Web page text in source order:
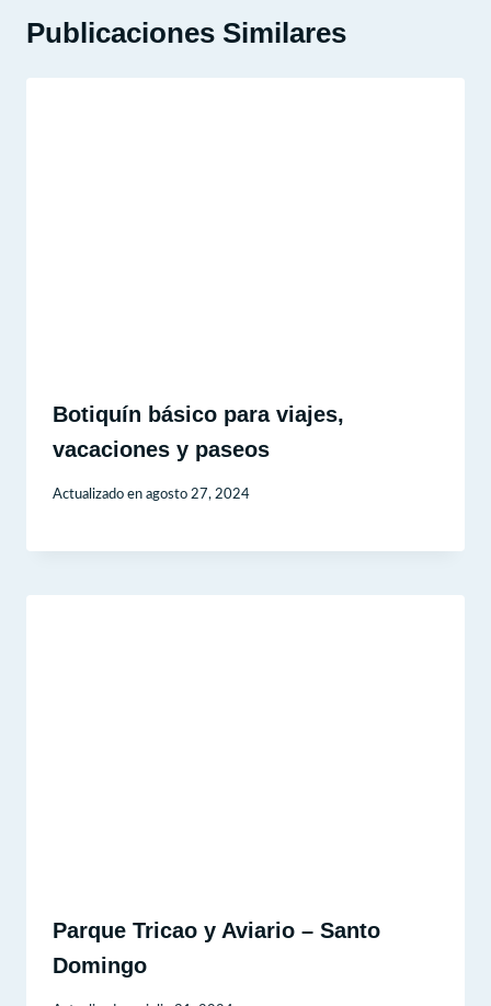
Publicaciones Similares
Botiquín básico para viajes,
vacaciones y paseos
Actualizado en agosto 27, 2024
Parque Tricao y Aviario – Santo
Domingo